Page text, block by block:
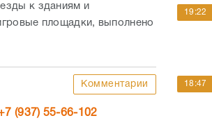
к зданиям и
площадки, выполнено
Комментарии
(937) 55-66-102
19:22
18:47